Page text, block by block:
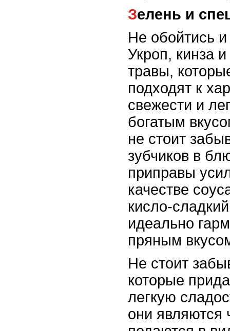
Зелень и
Не обойтись
Укроп, кинза
травы,
подходят к
свежести и
богатым
не стоит
зубчиков в
приправы
качестве
кисло-
идеально
пряным
Не стоит
которые
легкую
они являются